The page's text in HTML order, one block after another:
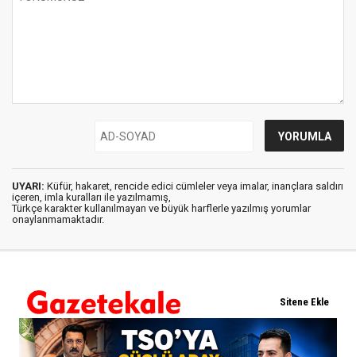
UYARI: Küfür, hakaret, rencide edici cümleler veya imalar, inançlara saldırı
içeren, imla kuralları ile yazılmamış,
Türkçe karakter kullanılmayan ve büyük harflerle yazılmış yorumlar
onaylanmamaktadır.